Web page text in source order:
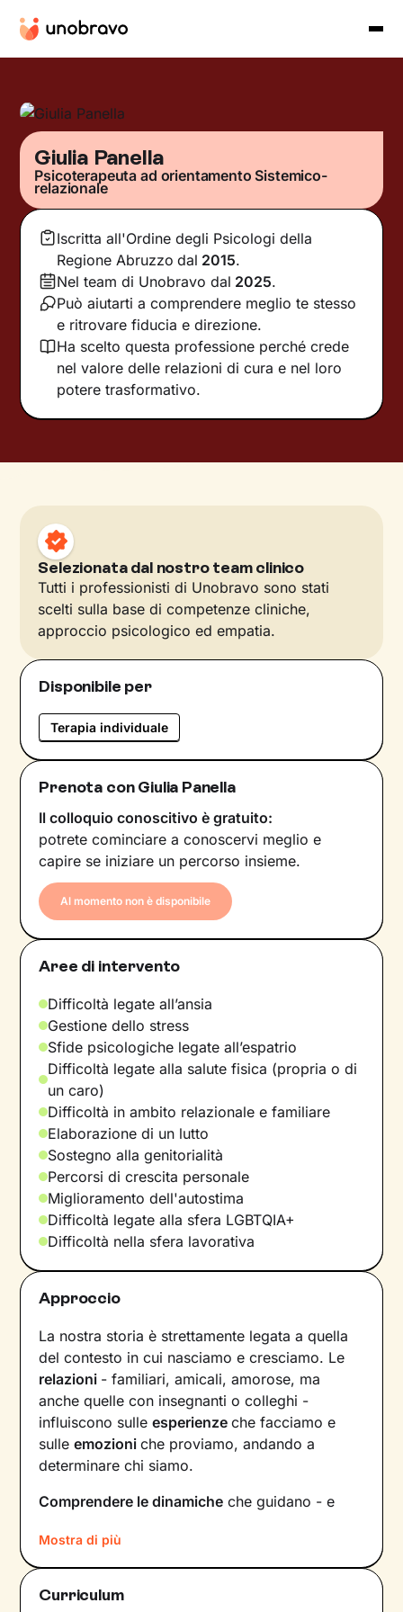
Giulia Panella
Psicoterapeuta ad orientamento Sistemico-
relazionale
Iscritta all'Ordine degli Psicologi della
Regione Abruzzo dal 2015.
Nel team di Unobravo dal 2025.
Può aiutarti a comprendere meglio te stesso
e ritrovare fiducia e direzione.
Ha scelto questa professione perché crede
nel valore delle relazioni di cura e nel loro
potere trasformativo.
Selezionata dal nostro team clinico
Tutti i professionisti di Unobravo sono stati
scelti sulla base di competenze cliniche,
approccio psicologico ed empatia.
Disponibile per
Terapia individuale
Prenota con Giulia Panella
Il colloquio conoscitivo è gratuito:
potrete cominciare a conoscervi meglio e
capire se iniziare un percorso insieme.
Al momento non è disponibile
Aree di intervento
Difficoltà legate all’ansia
Gestione dello stress
Sfide psicologiche legate all’espatrio
Difficoltà legate alla salute fisica (propria o di
un caro)
Difficoltà in ambito relazionale e familiare
Elaborazione di un lutto
Sostegno alla genitorialità
Percorsi di crescita personale
Miglioramento dell'autostima
Difficoltà legate alla sfera LGBTQIA+
Difficoltà nella sfera lavorativa
Approccio
La nostra storia è strettamente legata a quella
del contesto in cui nasciamo e cresciamo. Le
relazioni - familiari, amicali, amorose, ma
anche quelle con insegnanti o colleghi -
influiscono sulleesperienzeche facciamo e
sulleemozioniche proviamo, andando a
determinare chi siamo.
Comprendere le dinamiche che guidano - e
fondamentale per poter capire chi sei, per
vedere tutto il tuo mondo sotto una luce
diversa e dare nuovi significati a ciò che ti
Mostra di più
Curriculum